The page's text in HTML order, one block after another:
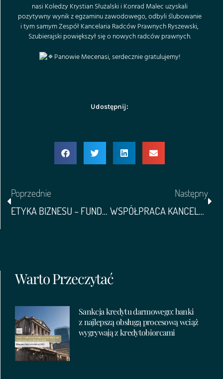
nasi Koledzy Krystian Służalski i Konrad Malec uzyskali
pozytywny wynik z egzaminu zawodowego, odbyli ślubowanie
i tym samym ZespółKancelaria Radców Prawnych Ryszewski,
Szubierajski powiększył się o nowych radców prawnych.
Panowie Mecenasi, serdecznie gratulujemy!
Udostępnij:
Poprzednie
ETYKA BIZNESU – FUNDAMENT SUKCESU CZY SLOGAN?
Następny
WSPÓŁPRACA KANCELARII Z KATOLICKIM UNIWERSYTETEM LUBELSKIM
Warto Przeczytać
Sankcja kredytu darmowego: banki
z najlepszą obsługą procesową wciąż
wygrywają z kredytobiorcami